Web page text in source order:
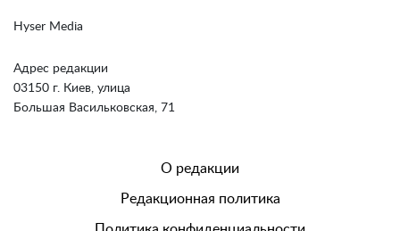
Hyser Media
Адрес редакции
03150 г. Киев, улица
Большая Васильковская, 71
О редакции
Редакционная политика